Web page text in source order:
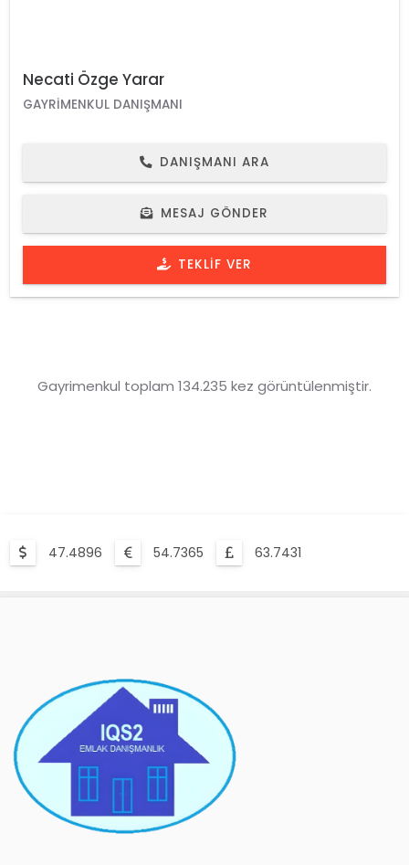
Necati Özge Yarar
GAYRIMENKUL DANIŞMANI
DANIŞMANI ARA
MESAJ GÖNDER
TEKLIF VER
Gayrimenkul toplam 134.235 kez görüntülenmiştir.
47.4896 54.7365 63.7431